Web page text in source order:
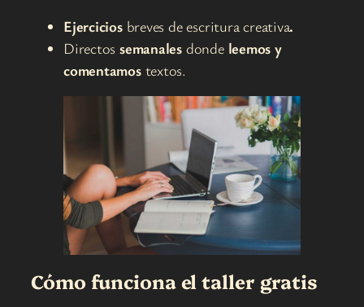
Ejerciciosbreves de escritura creativa.
Directossemanales donde leemos y
comentamostextos.
Cómo funciona el taller gratis